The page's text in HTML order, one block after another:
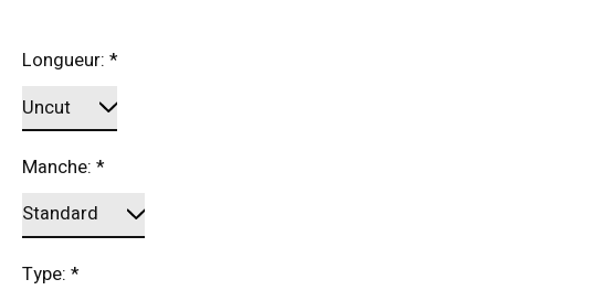
Longueur:*
Manche:*
Type:*